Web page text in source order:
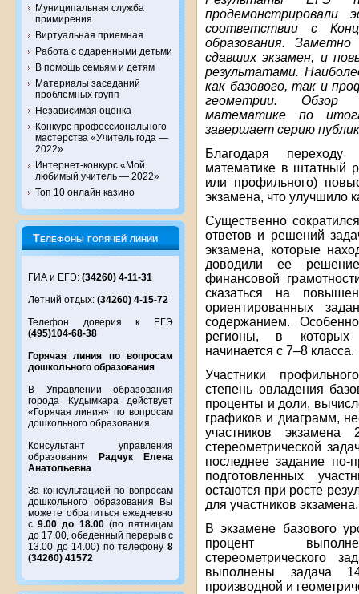
Муниципальная служба
примирения
Виртуальная приемная
Работа с одаренными детьми
В помощь семьям и детям
Материалы заседаний
проблемных групп
Независимая оценка
Конкурс профессионального
мастерства «Учитель года —
2022»
Интернет-конкурс «Мой
любимый учитель — 2022»
Топ 10 онлайн казино
Телефоны горячей линии
ГИА и ЕГЭ: (34260) 4-11-31
Летний отдых: (34260) 4-15-72
Телефон доверия к ЕГЭ
(495)104-68-38
Горячая линия по вопросам
дошкольного образования
В Управлении образования
города Кудымкара действует
«Горячая линия» по вопросам
дошкольного образования.
Консультант управления
образования
Радчук Елена
Анатольевна
За консультацией по вопросам
дошкольного образования Вы
можете обратиться ежедневно
с9.00 до 18.00(по пятницам
до 17.00, обеденный перерыв с
13.00 до 14.00) по телефону 8
(34260) 41572
продемонстрировали
соответствии с
образования.
сдавших экзамен, и
результатами.
как базового, так и
геометрии. Обзор
математике по
завершает серию
Благодаря
математике в штатный
или профильного)
экзамена, что улучшило
Существенно
ответов и решений
экзамена, которые
доводили ее
финансовой
сказаться на
ориентированных
содержанием.
регионы, в которых
начинается с 7–8 класса.
Участники
степень овладения
проценты и доли,
графиков и диаграмм,
участников
стереометрической
последнее задание по-
подготовленных
остаются при росте
для участников экзамена.
В экзамене базового
процент
стереометрического
выполнены задача
производной и